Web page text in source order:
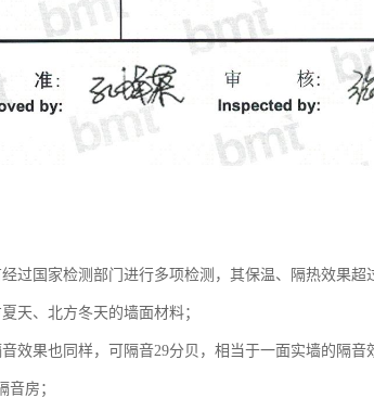
过国家检测部门进行多项检测，其保温、隔热效果
天、北方冬天的墙面材料；
效果也同样，可隔音29分贝，相当于一面实墙的隔
音房；